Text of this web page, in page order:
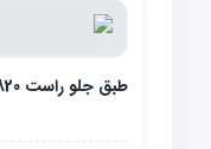
طبق جلو راست LIFAN 820